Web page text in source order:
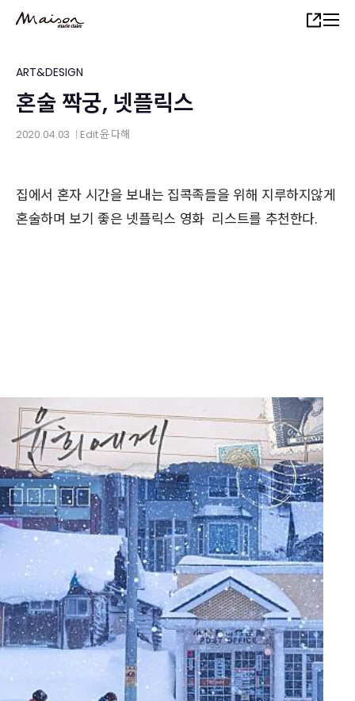
content
Share
ART&DESIGN
혼술 짝궁, 넷플릭스
2020.04.03 Edit윤 다해
집에서 혼자 시간을 보내는 집콕족들을 위해 지루하지않게
혼술하며 보기 좋은 넷플릭스 영화 리스트를 추천한다.